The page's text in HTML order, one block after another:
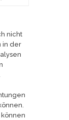
nicht
in der